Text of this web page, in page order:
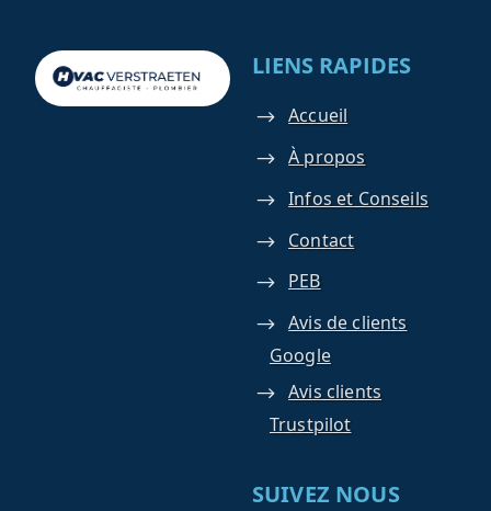
LIENS RAPIDES
Accueil
À propos
Infos et Conseils
Contact
PEB
Avis de clients
Google
Avis clients
Trustpilot
SUIVEZ NOUS